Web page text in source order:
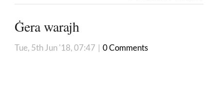
Ġera warajh
Tue, 5th Jun '18, 07:47 | 0 Comments